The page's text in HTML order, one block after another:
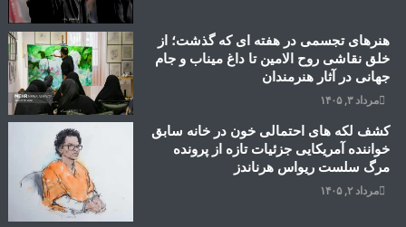
هنرهای تجسمی در هفته ای که گذشت؛ از
خلق نقاشی روح الامین تا داغ میناب و جام
جهانی در آثار هنرمندان
مرداد ۳, ۱۴۰۵
کشف لکه های احتمالی خون در خانه سابق
خواننده آمریکایی جزئیات تازه از پرونده
مرگ سلست ریواس هرناندز
مرداد ۲, ۱۴۰۵